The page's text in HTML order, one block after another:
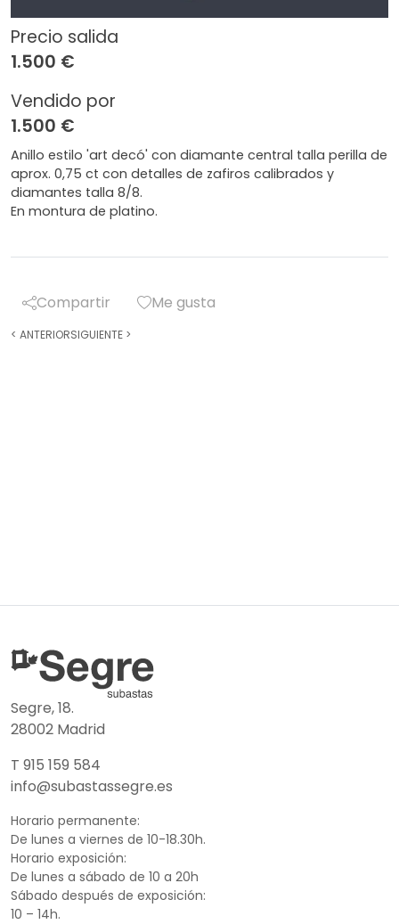
Precio salida
1.500 €
Vendido por
1.500 €
Anillo estilo 'art decó' con diamante central talla perilla de
aprox. 0,75 ct con detalles de zafiros calibrados y
diamantes talla 8/8.
En montura de platino.
Compartir Me gusta
< ANTERIORSIGUIENTE >
Segre, 18.
28002 Madrid
T 915 159 584
info@subastassegre.es
Horario permanente:
De lunes a viernes de 10-18.30h.
Horario exposición:
De lunes a sábado de 10 a 20h
Sábado después de exposición:
10 – 14h.